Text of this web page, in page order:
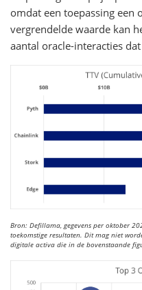
omdat een toepassing een
vergrendelde waarde kan
aantal oracle-interacties
Bron: Defillama, gegevens per oktober
toekomstige resultaten. Dit mag niet
digitale activa die in de bovenstaande